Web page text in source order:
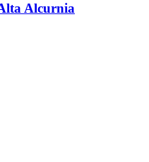
Alcurnia